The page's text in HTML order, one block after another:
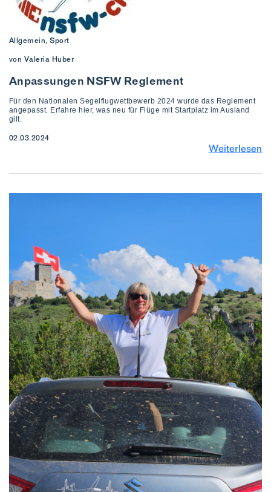
Allgemein, Sport
von Valeria Huber
Anpassungen NSFW Reglement
Für den Nationalen Segelflugwettbewerb 2024 wurde das Reglement
angepasst. Erfahre hier, was neu für Flüge mit Startplatz im Ausland
gilt.
02.03.2024
Weiterlesen